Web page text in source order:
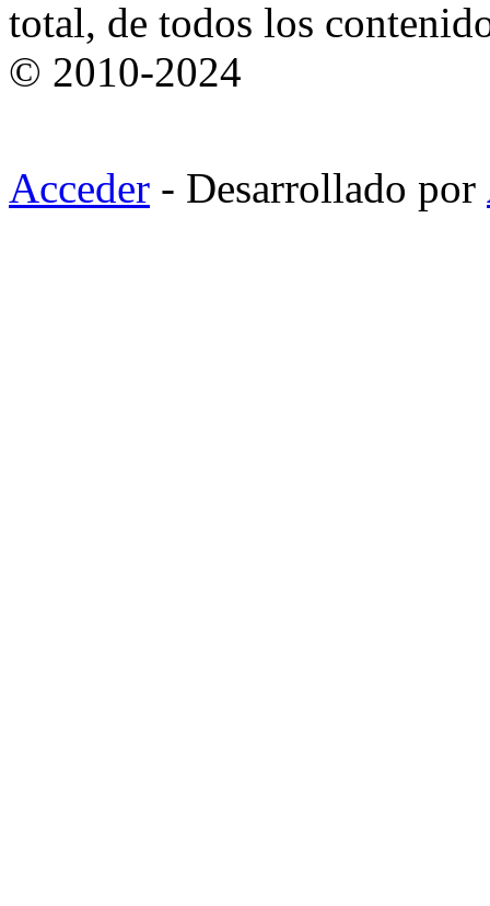
total, de todos los
© 2010-2024
Acceder - Desarrollado por